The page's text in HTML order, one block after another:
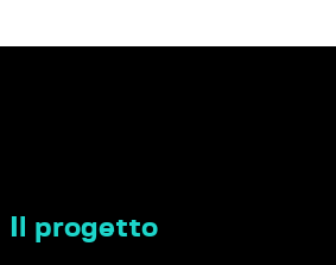
Il progetto